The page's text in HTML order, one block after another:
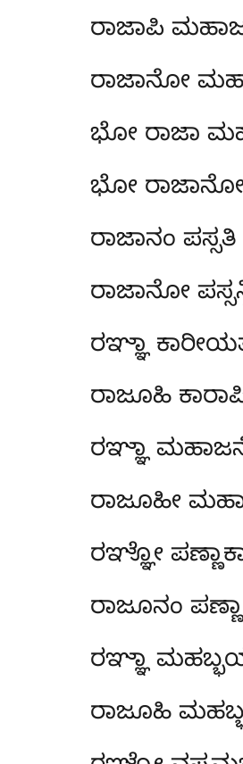
ರಾಜಾಪಿ
ರಾಜಾನೋ
ಭೋ ರಾಜಾ
ಭೋ
ರಾಜಾನಂ
ರಾಜಾನೋ
ರಞ್ಞಾ
ರಾಜೂಹಿ
ರಞ್ಞಾ
ರಾಜೂಹೀ
ರಞ್ಞೋ
ರಾಜೂನಂ
ರಞ್ಞಾ
ರಾಜೂಹಿ